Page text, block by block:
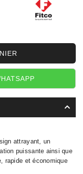
attrayant, un
puissante ainsi que
rapide et économique